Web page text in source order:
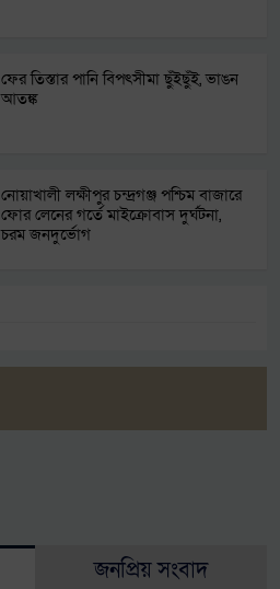
ফের তিস্তার পানি বিপৎসীমা ছুঁইছুঁই, ভাঙন
আতঙ্ক
নোয়াখালী লক্ষীপুর চন্দ্রগঞ্জ পশ্চিম বাজারে
ফোর লেনের গর্তে মাইক্রোবাস দুর্ঘটনা,
চরম জনদুর্ভোগ
জনপ্রিয় সংবাদ